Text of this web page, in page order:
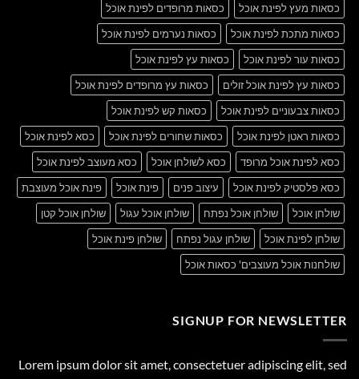
כסאות מעץ לפינת אוכל
כסאות מרופדים לפינת אוכל
כסאות מתכת לפינת אוכל
כסאות נערמים לפינת אוכל
כסאות עור לפינת אוכל
כסאות עץ לפינת אוכל
כסאות עץ לפינת אוכל זולים
כסאות עץ מרופדים לפינת אוכל
כסאות צבעוניים לפינת אוכל
כסאות קש לפינת אוכל
כסאות ראטן לפינת אוכל
כסאות שחורים לפינת אוכל
כסא לפינת אוכל
כסא לפינת אוכל מרופד
כסא לשולחן אוכל
כסא מעוצב לפינת אוכל
כסא פלסטיק לפינת אוכל
עיצוב פנים פינת אוכל
פינת אוכל מעוצבת
שולחן אוכל
שולחן אוכל נפתח שולחן אוכל עגול
שולחן אוכל קטן
שולחן לפינת אוכל
שולחן עגול נפתח
שולחן פינת אוכל
שולחנות אוכל מעוצבים' כסאות אוכל
SIGNUP FOR NEWSLETTER
Lorem ipsum dolor sit amet, consectetuer adipiscing elit, sed